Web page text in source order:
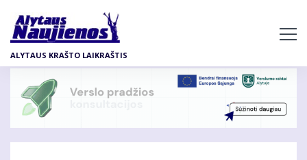
pagrindinį
turinį
ALYTAUS KRAŠTO LAIKRAŠTIS